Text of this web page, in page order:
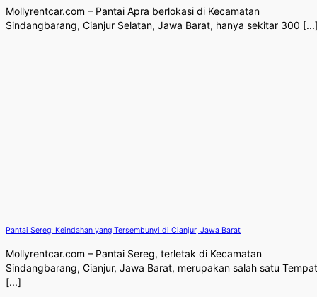
Mollyrentcar.com – Pantai Apra berlokasi di Kecamatan
Sindangbarang, Cianjur Selatan, Jawa Barat, hanya sekitar 300
Pantai Sereg: Keindahan yang Tersembunyi di Cianjur, Jawa Barat
Mollyrentcar.com – Pantai Sereg, terletak di Kecamatan
Sindangbarang, Cianjur, Jawa Barat, merupakan salah satu Tempat
[...]